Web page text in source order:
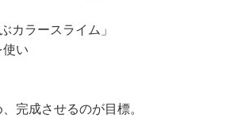
ラースライム」
い
完成させるのが目標。